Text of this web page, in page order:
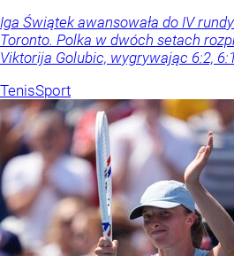
Iga Świątek awansowała do IV
Toronto. Polka w dwóch setach
Viktorija Golubic, wygrywając 6:2,
TenisSport